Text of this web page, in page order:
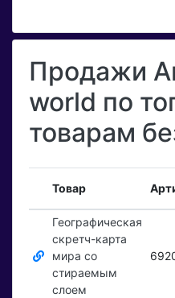
Продажи
world по
товарам
Товар
Географическая
скретч-карта
мира со
стираемым
слоем